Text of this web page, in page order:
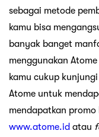
sebagai metode
kamu bisa
banyak banget
menggunakan
kamu cukup
Atome untuk
mendapatkan
www.atome.id atau